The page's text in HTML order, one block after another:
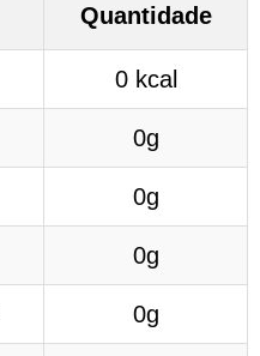
Quantidade
0 kcal
0g
0g
0g
0g